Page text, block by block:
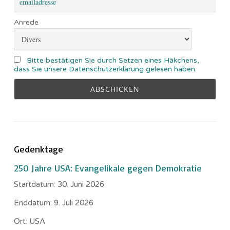
Anrede
Bitte bestätigen Sie durch Setzen eines Häkchens,
dass Sie unsere Datenschutzerklärung gelesen haben.
Gedenktage
250 Jahre USA: Evangelikale gegen Demokratie
Startdatum: 30. Juni 2026
Enddatum: 9. Juli 2026
Ort: USA